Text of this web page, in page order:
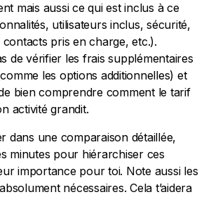
mais aussi ce qui est inclus à ce
utilisateurs inclus, sécurité,
pris en charge, etc.).
de vérifier les frais supplémentaires
les options additionnelles) et
bien comprendre comment le tarif
activité grandit.
dans une comparaison détaillée,
minutes pour hiérarchiser ces
importance pour toi. Note aussi les
nécessaires. Cela t’aidera